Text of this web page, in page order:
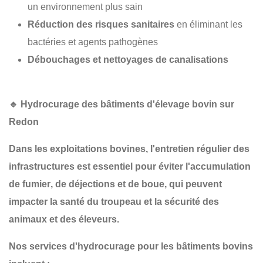
un environnement plus sain
Réduction des risques sanitaires en éliminant les
bactéries et agents pathogènes
Débouchages et nettoyages de canalisations
🔹 Hydrocurage des bâtiments d'élevage bovin sur
Redon
Dans les exploitations bovines, l'entretien régulier des
infrastructures est essentiel pour éviter l'accumulation
de fumier, de déjections et de boue, qui peuvent
impacter la santé du troupeau et la sécurité des
animaux et des éleveurs.
Nos services d'hydrocurage pour les bâtiments bovins